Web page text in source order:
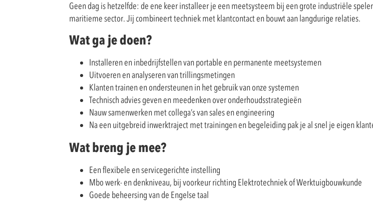
Geen dag is hetzelfde: de ene keer installeer je een meetsysteem bij een grote industriële
maritieme sector. Jij combineert techniek met klantcontact en bouwt aan langdurige relaties.
Wat ga je doen?
Installeren en inbedrijfstellen van portable en permanente meetsystemen
Uitvoeren en analyseren van trillingsmetingen
Klanten trainen en ondersteunen in het gebruik van onze systemen
Technisch advies geven en meedenken over onderhoudsstrategieën
Nauw samenwerken met collega’s van sales en engineering
Na een uitgebreid inwerktraject met trainingen en begeleiding pak je al snel je eigen
Wat breng je mee?
Een flexibele en servicegerichte instelling
Mbo werk- en denkniveau, bij voorkeur richting Elektrotechniek of Werktuigbouwkunde
Goede beheersing van de Engelse taal